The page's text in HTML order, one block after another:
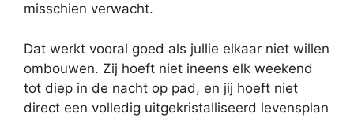
misschien verwacht.
Dat werkt vooral goed als jullie elkaar niet willen
ombouwen. Zij hoeft niet ineens elk weekend
tot diep in de nacht op pad, en jij hoeft niet
direct een volledig uitgekristalliseerd levensplan